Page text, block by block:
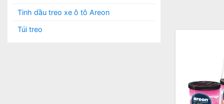
Tinh dầu treo xe ô tô Areon
Túi treo